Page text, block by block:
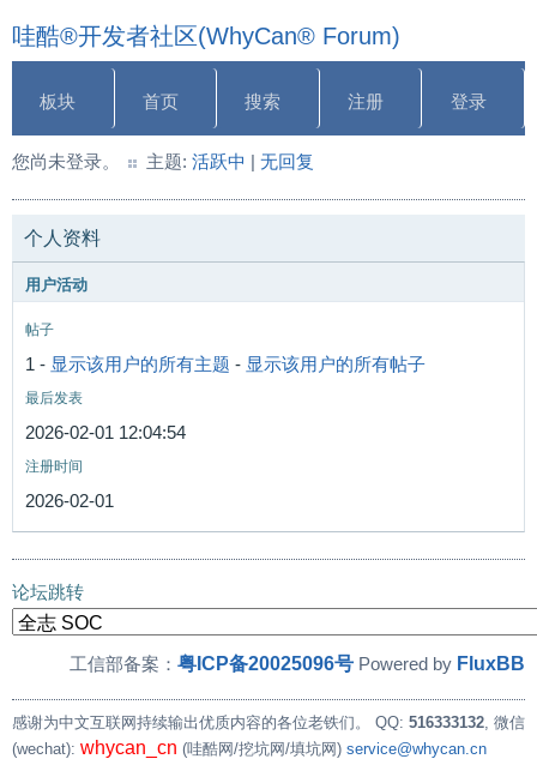
哇酷®开发者社区(WhyCan® Forum)
板块 首页 搜索 注册 登录
您尚未登录。 主题: 活跃中 | 无回复
个人资料
用户活动
帖子
1 - 显示该用户的所有主题 - 显示该用户的所有帖子
最后发表
2026-02-01 12:04:54
注册时间
2026-02-01
论坛跳转
工信部备案： 粤ICP备20025096号 Powered by FluxBB
感谢为中文互联网持续输出优质内容的各位老铁们。 QQ: 516333132, 微信
(wechat): whycan_cn (哇酷网/挖坑网/填坑网) service@whycan.cn